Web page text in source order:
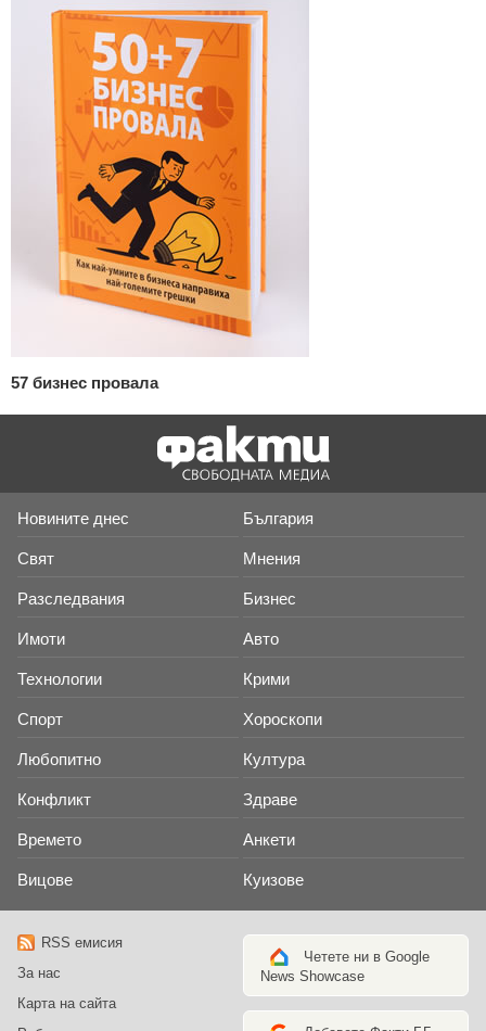
57 бизнес провала
Новините днес България
Свят Мнения
Разследвания Бизнес
Имоти Авто
Технологии Крими
Спорт Хороскопи
Любопитно Култура
Конфликт Здраве
Времето Анкети
Вицове Куизове
RSS емисия
За нас
Карта на сайта
Четете ни в Google
News Showcase